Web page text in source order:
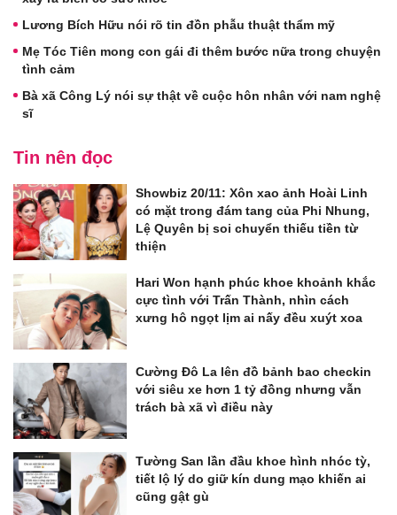
Lương Bích Hữu nói rõ tin đồn phẫu thuật thẩm mỹ
Mẹ Tóc Tiên mong con gái đi thêm bước nữa trong chuyện
tình cảm
Bà xã Công Lý nói sự thật về cuộc hôn nhân với nam nghệ
sĩ
Tin nên đọc
Showbiz 20/11: Xôn xao ảnh Hoài Linh
có mặt trong đám tang của Phi Nhung,
Lệ Quyên bị soi chuyển thiếu tiền từ
thiện
Hari Won hạnh phúc khoe khoảnh khắc
cực tình với Trấn Thành, nhìn cách
xưng hô ngọt lịm ai nấy đều xuýt xoa
Cường Đô La lên đồ bảnh bao checkin
với siêu xe hơn 1 tỷ đồng nhưng vẫn
trách bà xã vì điều này
Tường San lần đầu khoe hình nhóc tỳ,
tiết lộ lý do giữ kín dung mạo khiến ai
cũng gật gù